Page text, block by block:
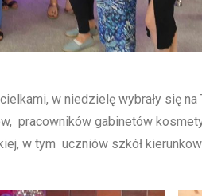
w niedzielę wybrały się
pracowników gabinetów
w tym uczniów szkół